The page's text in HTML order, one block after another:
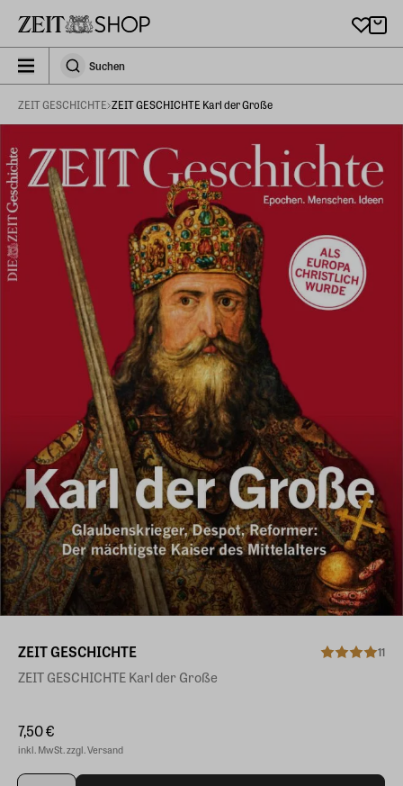
zeit_storefront.components.search.collapsed
SuchenSuchen
ZEIT GESCHICHTE ZEIT GESCHICHTE Karl der Große
ZEIT GESCHICHTE 11
ZEIT GESCHICHTE Karl der Große
7,50 €
inkl. MwSt. zzgl. Versand